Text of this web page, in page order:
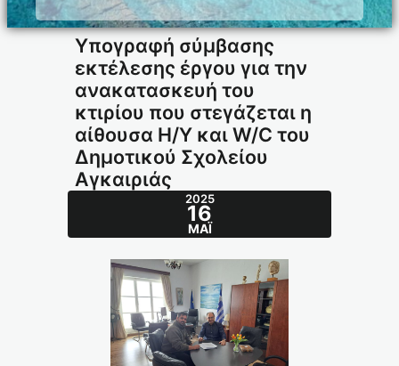
Υπογραφή σύμβασης
εκτέλεσης έργου για την
ανακατασκευή του
κτιρίου που στεγάζεται η
αίθουσα Η/Υ και W/C του
Δημοτικού Σχολείου
Αγκαιριάς
2025
16
ΜΆΙ